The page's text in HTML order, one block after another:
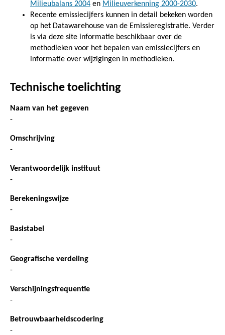
Milieubalans 2004 en Milieuverkenning 2000-2030.
Recente emissiecijfers kunnen in detail bekeken worden
op het Datawarehouse van de Emissieregistratie. Verder
is via deze site informatie beschikbaar over de
methodieken voor het bepalen van emissiecijfers en
informatie over wijzigingen in methodieken.
Technische toelichting
Naam van het gegeven
-
Omschrijving
-
Verantwoordelijk instituut
-
Berekeningswijze
-
Basistabel
-
Geografische verdeling
-
Verschijningsfrequentie
-
Betrouwbaarheidscodering
-